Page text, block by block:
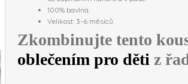
100% bavlna.
Velikost: 3-6 měsíců.
Zkombinujte tento
oblečením pro děti z